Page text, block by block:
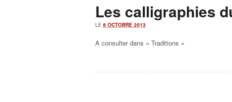
Les calligraphies
LE 6 OCTOBRE 2013
A consulter dans « Traditions »